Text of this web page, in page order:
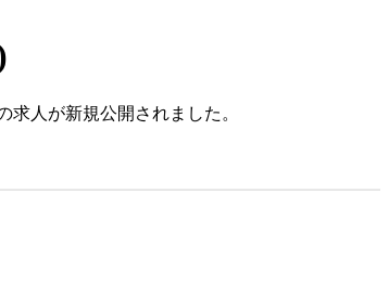
求人が新規公開されました。